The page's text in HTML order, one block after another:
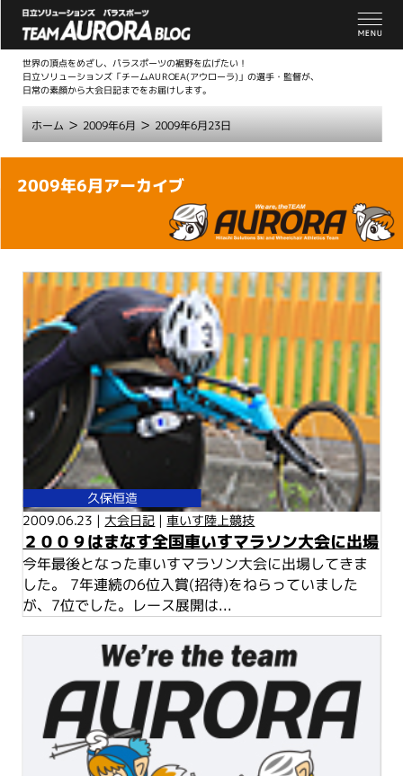
世界の頂点をめざし、パラスポーツの裾野を広げたい！
日立ソリューションズ「チームAUROEA(アウローラ)」の選手・監督が、
日常の素顔から大会日記までをお届けします。
ホーム> 2009年6月 > 2009年6月23日
本
2009年6月アーカイブ
久保恒造
2009.06.23 | 大会日記 |車いす陸上競技
２００９はまなす全国車いすマラソン大会に出場
今年最後となった車いすマラソン大会に出場してきま
した。 7年連続の6位入賞(招待)をねらっていました
が、7位でした。レース展開は...